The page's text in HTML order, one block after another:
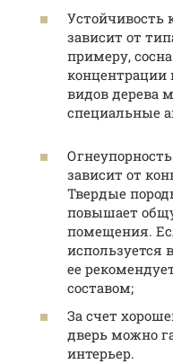
Устойчивость
зависит от
примеру,
видов дерева
специальные
зависит от
Твердые
повышает
помещения.
используется
ее
составом;
За счет
дверь можно
интерьер.